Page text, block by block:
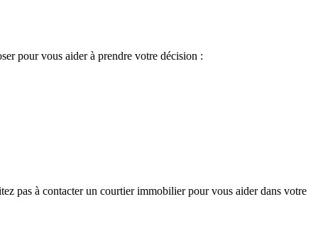
pour vous aider à prendre votre décision :
pas à contacter un courtier immobilier pour vous aider dans votre